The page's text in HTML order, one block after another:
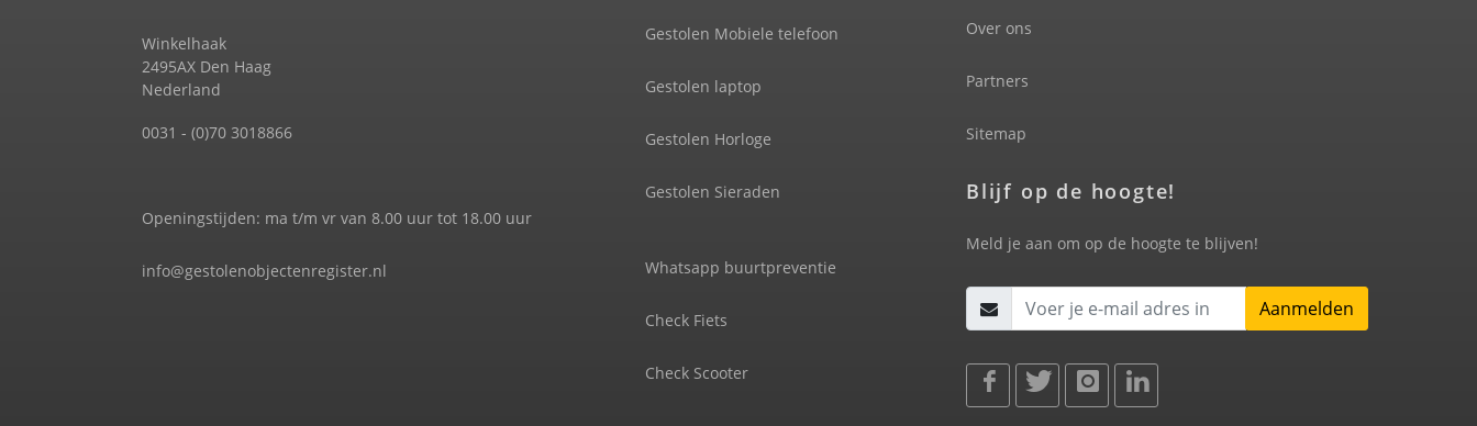
Winkelhaak
2495AX Den Haag
Nederland
0031 - (0)70 3018866
Openingstijden: ma t/m vr van 8.00 uur tot 18.00 uur
info@gestolenobjectenregister.nl
Gestolen Mobiele telefoon
Gestolen laptop
Gestolen Horloge
Gestolen Sieraden
Whatsapp buurtpreventie
Check Fiets
Check Scooter
Over ons
Partners
Sitemap
Blijf op de hoogte!
Meld je aan om op de hoogte te blijven!
Aanmelden